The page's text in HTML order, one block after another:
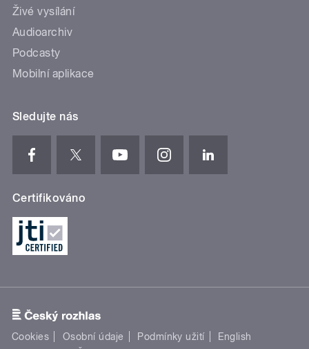
Živé vysílání
Audioarchiv
Podcasty
Mobilní aplikace
Sledujte nás
Certifikováno
Cookies Osobní údaje Podmínky užití
English